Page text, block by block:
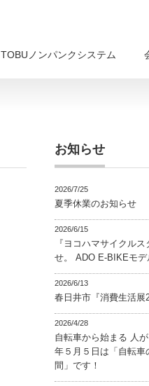
TOBUノンパンクシステム
お知らせ
2026/7/25
夏季休業のお知らせ
2026/6/15
『ヨコハマサイクル
せ。 ADO E-BIKEモデ
2026/6/13
春日井市『消費生活展
2026/4/28
自転車から始まる 人
年５月５日は「自転車
間」です！